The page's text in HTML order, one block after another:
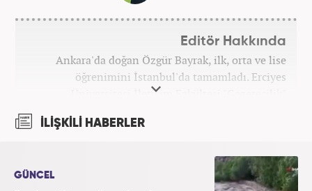
Editör Hakkında
Ankara'da doğan Özgür Bayrak, ilk, orta ve lise
öğrenimini İstanbul'da tamamladı. Erciyes
Üniversitesi İletişim Fakültesi "Gazetecilik"
çeşitli yerel gazetelerde muhabir ve editör olarak
stajını tamamladıktan sonra Medya Takip
Merkezi'nde 3 yıl boyunca Gündem, Siyaset, Spor,
İLİŞKİLİ HABERLER
GÜNCEL